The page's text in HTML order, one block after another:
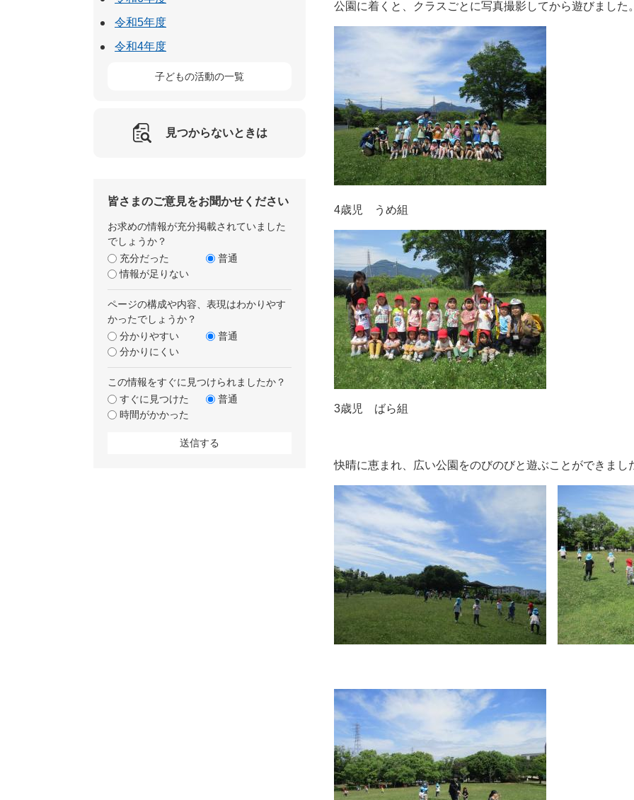
公園に着くと、クラスごとに写真撮影してから遊びました
4歳児 うめ組
3歳児 ばら組
快晴に恵まれ、広い公園をのびのびと遊ぶことができまし
令和5年度
令和4年度
子どもの活動の一覧
見つからないときは
皆さまのご意見をお聞かせください
お求めの情報が充分掲載されていました
でしょうか？
充分だった
普通
情報が足りない
ページの構成や内容、表現はわかりやす
かったでしょうか？
分かりやすい
普通
分かりにくい
この情報をすぐに見つけられましたか？
すぐに見つけた
普通
時間がかかった